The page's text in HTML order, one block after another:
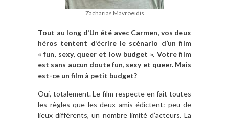
Zacharias Mavroeidis
Tout au long d’Un été avec Carmen, vos deux
héros tentent d’écrire le scénario d’un film
« fun, sexy, queer et low budget ». Votre film
est sans aucun doute fun, sexy et queer. Mais
est-ce un film à petit budget?
Oui, totalement. Le film respecte en fait toutes
les règles que les deux amis édictent: peu de
lieux différents, un nombre limité d’acteurs. La